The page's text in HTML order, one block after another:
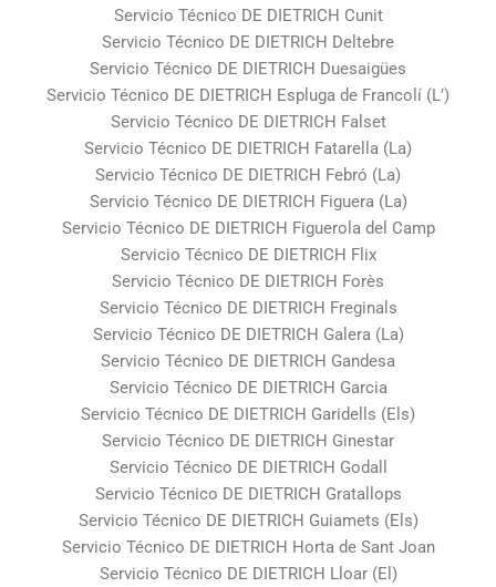
Servicio Técnico DE DIETRICH Cunit
Servicio Técnico DE DIETRICH Deltebre
Servicio Técnico DE DIETRICH Duesaigües
Servicio Técnico DE DIETRICH Espluga de Francolí (L’)
Servicio Técnico DE DIETRICH Falset
Servicio Técnico DE DIETRICH Fatarella (La)
Servicio Técnico DE DIETRICH Febró (La)
Servicio Técnico DE DIETRICH Figuera (La)
Servicio Técnico DE DIETRICH Figuerola del Camp
Servicio Técnico DE DIETRICH Flix
Servicio Técnico DE DIETRICH Forès
Servicio Técnico DE DIETRICH Freginals
Servicio Técnico DE DIETRICH Galera (La)
Servicio Técnico DE DIETRICH Gandesa
Servicio Técnico DE DIETRICH Garcia
Servicio Técnico DE DIETRICH Garidells (Els)
Servicio Técnico DE DIETRICH Ginestar
Servicio Técnico DE DIETRICH Godall
Servicio Técnico DE DIETRICH Gratallops
Servicio Técnico DE DIETRICH Guiamets (Els)
Servicio Técnico DE DIETRICH Horta de Sant Joan
Servicio Técnico DE DIETRICH Lloar (El)